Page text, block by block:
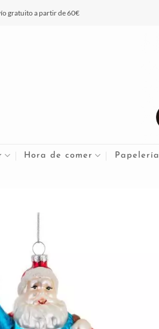
gratuito a partir de 60€
Hora de comer Papelería